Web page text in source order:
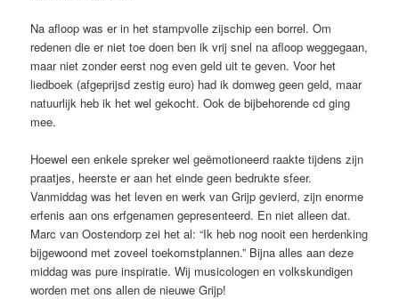
Na afloop was er in het stampvolle zijschip een borrel. Om
redenen die er niet toe doen ben ik vrij snel na afloop weggegaan,
maar niet zonder eerst nog even geld uit te geven. Voor het
liedboek (afgeprijsd zestig euro) had ik domweg geen geld, maar
natuurlijk heb ik het wel gekocht. Ook de bijbehorende cd ging
mee.
Hoewel een enkele spreker wel geëmotioneerd raakte tijdens zijn
praatjes, heerste er aan het einde geen bedrukte sfeer.
Vanmiddag was het leven en werk van Grijp gevierd, zijn enorme
erfenis aan ons erfgenamen gepresenteerd. En niet alleen dat.
Marc van Oostendorp zei het al: “Ik heb nog nooit een herdenking
bijgewoond met zoveel toekomstplannen.” Bijna alles aan deze
middag was pure inspiratie. Wij musicologen en volkskundigen
worden met ons allen de nieuwe Grijp!